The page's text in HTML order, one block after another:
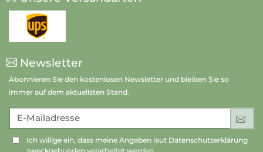
Newsletter
Abonnieren Sie den kostenlosen Newsletter und bleiben Sie so
immer auf dem aktuellsten Stand.
E-Mailadresse
Ich willige ein, dass meine Angaben laut Datenschutzerklärung